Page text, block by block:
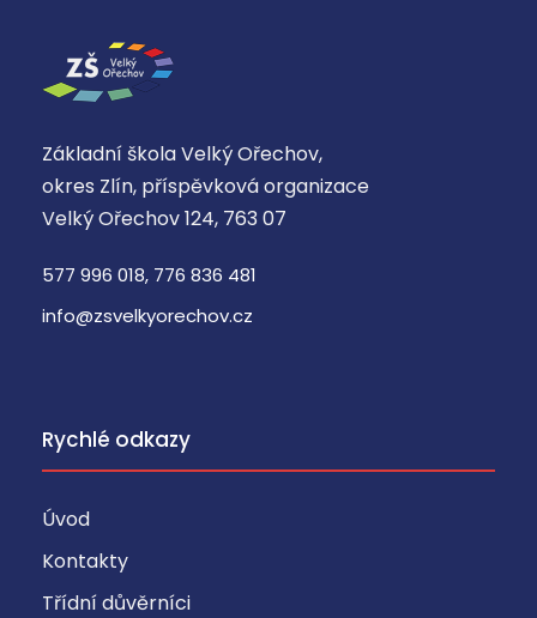
Základní škola Velký Ořechov,
okres Zlín, příspěvková organizace
Velký Ořechov 124, 763 07
577 996 018, 776 836 481
info@zsvelkyorechov.cz
Rychlé odkazy
Úvod
Kontakty
Třídní důvěrníci